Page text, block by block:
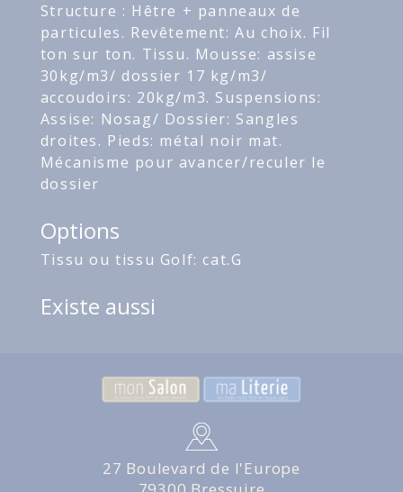
Structure : Hêtre + panneaux de
particules. Revêtement: Au choix. Fil
ton sur ton. Tissu. Mousse: assise
30kg/m3/ dossier 17 kg/m3/
accoudoirs: 20kg/m3. Suspensions:
Assise: Nosag/ Dossier: Sangles
droites. Pieds: métal noir mat.
Mécanisme pour avancer/reculer le
dossier
Options
Tissu ou tissu Golf: cat.G
Existe aussi
27 Boulevard de l'Europe